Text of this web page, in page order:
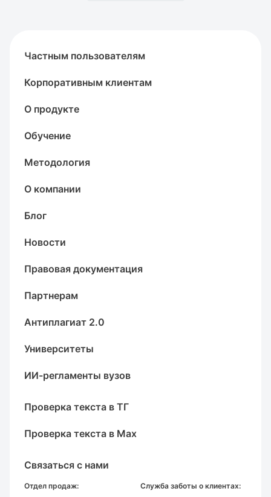
Частным пользователям
Корпоративным клиентам
О продукте
Обучение
Методология
О компании
Блог
Новости
Правовая документация
Партнерам
Антиплагиат 2.0
Университеты
ИИ-регламенты вузов
Проверка текста в ТГ
Проверка текста в Max
Связаться с нами
Отдел продаж: Служба заботы о клиентах: